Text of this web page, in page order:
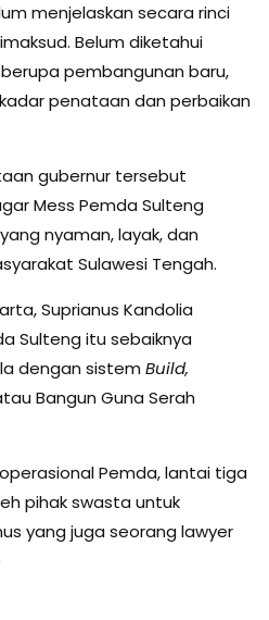
menjelaskan secara rinci
Belum diketahui
pembangunan baru,
penataan dan perbaikan
gubernur tersebut
Mess Pemda Sulteng
nyaman, layak, dan
Sulawesi Tengah.
Suprianus Kandolia
Sulteng itu sebaiknya
dengan sistem Build,
Bangun Guna Serah
Pemda, lantai tiga
pihak swasta untuk
yang juga seorang lawyer